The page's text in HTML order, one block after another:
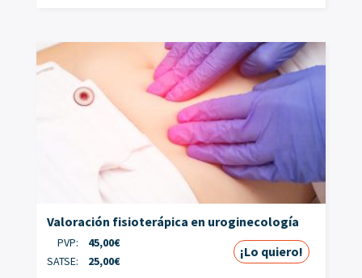
Valoración fisioterápica en uroginecología
PVP: 45,00€
SATSE:
25,00€
¡Lo quiero!